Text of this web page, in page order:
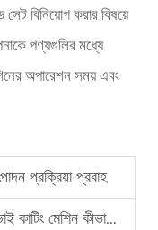
বিনিয়োগ করার বিষয়ে
পণ্যগুলির মধ্যে
অপারেশন সময় এবং
প্রক্রিয়া প্রবাহ
কীভাবে বাছাই করবেন